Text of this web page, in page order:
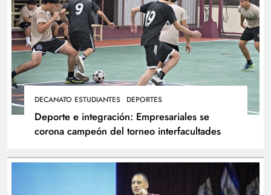
DECANATO ESTUDIANTES DEPORTES
Deporte e integración: Empresariales se
corona campeón del torneo interfacultades